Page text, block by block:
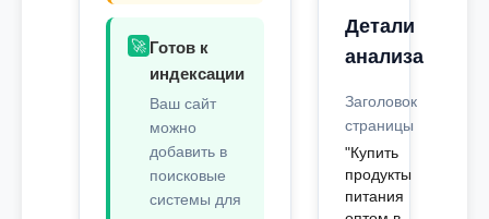
🚀 Готов к
индексации
Ваш сайт
можно
добавить в
поисковые
системы для
Детали
анализа
Заголовок
страницы
"Купить
продукты
питания